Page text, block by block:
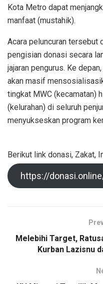
Kota Metro dapat
manfaat (mustahik).
Acara peluncuran tersebut
pengisian donasi secara
jajaran pengurus. Ke
akan masif
tingkat MWC (kecamatan)
(kelurahan) di seluruh
menyukseskan program
Berikut link donasi, Zakat,
https://
Melebihi Target,
Kurban Lazisnu